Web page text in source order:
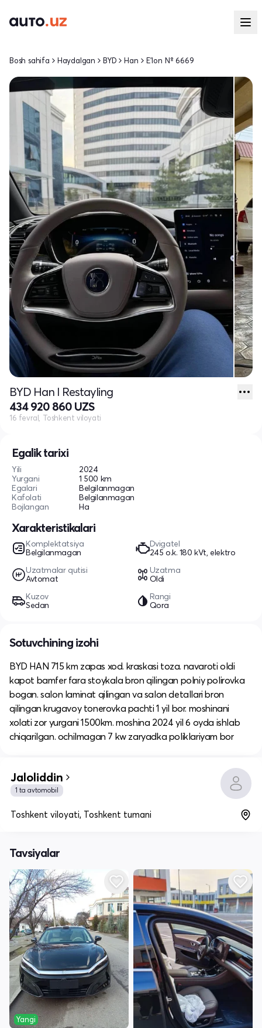
Egalik tarixi
Yili
2024
Yurgani
1 500 km
Egalari
Belgilanmagan
Kafolati
Belgilanmagan
Bojlangan
Ha
Xarakteristikalari
Komplektatsiya
Belgilanmagan
Dvigatel
245 o.k. 180 kVt, elektro
Uzatmalar qutisi
Avtomat
Uzatma
Oldi
Kuzov
Sedan
Rangi
Qora
Bosh sahifa Haydalgan BYD Han E'lon № 6669
BYD Han I Restayling
434 920 860 UZS
16 fevral, Toshkent viloyati
Sotuvchining izohi
BYD HAN 715 km zapas xod. kraskasi toza. navaroti oldi
kapot bamfer fara stoykala bron qilingan polniy polirovka
bogan. salon laminat qilingan va salon detallari bron
qilingan krugavoy tonerovka pachti 1 yil bor. moshinani
xolati zor yurgani 1500km. moshina 2024 yil 6 oyda ishlab
chiqarilgan. ochilmagan 7 kw zaryadka poliklariyam bor
Jaloliddin
1 ta avtomobil
Toshkent viloyati, Toshkent tumani
Tavsiyalar
Yangi